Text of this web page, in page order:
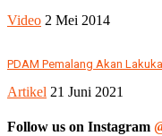
Video 2 Mei 2014
PDAM Pemalang Akan
Artikel 21 Juni 2021
Follow us on Instagram